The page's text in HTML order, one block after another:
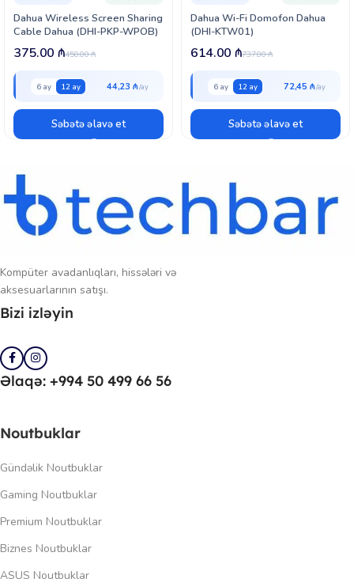
şəraitində etibarlı işləyir. Bu, ofis, mağaza, anbar və açıq ərazilər üçün
ideal video nəzarət həllidir.
Dahua Wireless Screen Sharing
Cable Dahua (DHI-PKP-WPOB)
450.00₼
375.00 ₼
6 ay 12 ay 44,23 ₼
Səbətə əlavə et
Dahua Wi-Fi Domofon Dahua
(DHI-KTW01)
737.00₼
614.00 ₼
6 ay 12 ay 72,45 ₼
Səbətə əlavə et
Kompüter avadanlıqları, hissələri və
aksesuarlarının satışı.
Bizi izləyin
Əlaqə: +994 50 499 66 56
Noutbuklar
Gündəlik Noutbuklar
Gaming Noutbuklar
Premium Noutbuklar
Biznes Noutbuklar
ASUS Noutbuklar